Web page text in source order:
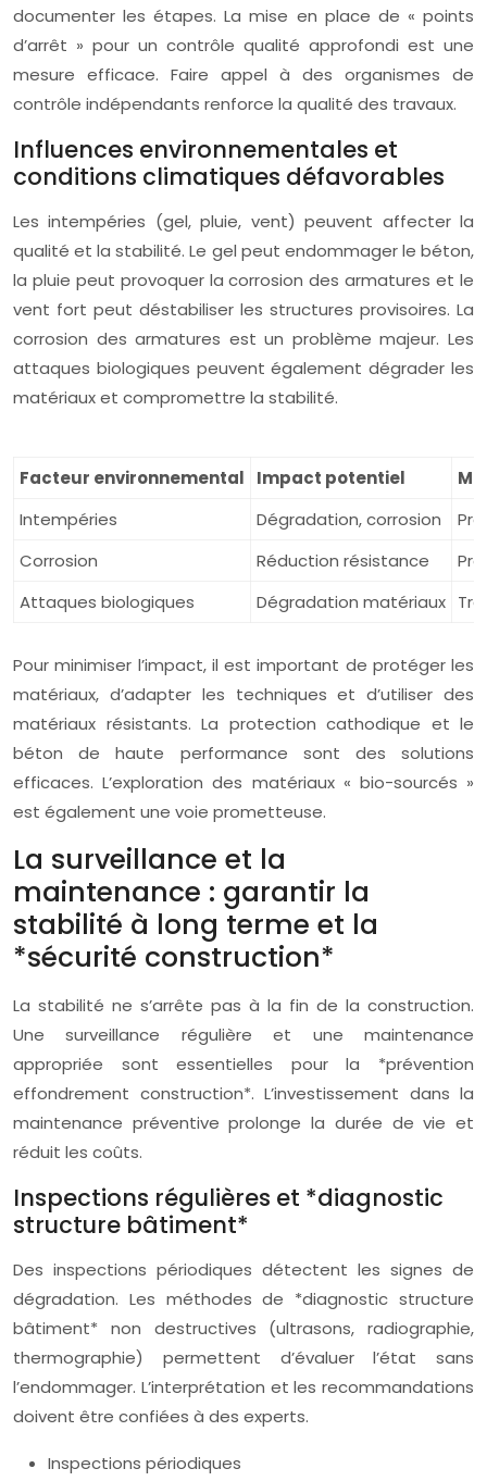
documenter les étapes. La mise en place de « points
d’arrêt » pour un contrôle qualité approfondi est une
mesure efficace. Faire appel à des organismes de
contrôle indépendants renforce la qualité des travaux.
Influences environnementales et
conditions climatiques défavorables
Les intempéries (gel, pluie, vent) peuvent affecter la
qualité et la stabilité. Le gel peut endommager le béton,
la pluie peut provoquer la corrosion des armatures et le
vent fort peut déstabiliser les structures provisoires. La
corrosion des armatures est un problème majeur. Les
attaques biologiques peuvent également dégrader les
matériaux et compromettre la stabilité.
Facteur environnemental Impact potentiel
Intempéries
Dégradation, corrosion
Corrosion
Réduction résistance
Attaques biologiques
Dégradation matériaux
Pour minimiser l’impact, il est important de protéger les
matériaux, d’adapter les techniques et d’utiliser des
matériaux résistants. La protection cathodique et le
béton de haute performance sont des solutions
efficaces. L’exploration des matériaux « bio-sourcés »
est également une voie prometteuse.
La surveillance et la
maintenance : garantir la
stabilité à long terme et la
*sécurité construction*
La stabilité ne s’arrête pas à la fin de la construction.
Une surveillance régulière et une maintenance
appropriée sont essentielles pour la *prévention
effondrement construction*. L’investissement dans la
maintenance préventive prolonge la durée de vie et
réduit les coûts.
Inspections régulières et *diagnostic
structure bâtiment*
Des inspections périodiques détectent les signes de
dégradation. Les méthodes de *diagnostic structure
bâtiment* non destructives (ultrasons, radiographie,
thermographie) permettent d’évaluer l’état sans
l’endommager. L’interprétation et les recommandations
doivent être confiées à des experts.
Inspections périodiques